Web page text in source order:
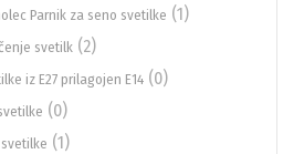
Parnik za seno svetilke (1)
svetilk (2)
iz E27 prilagojen E14 (0)
(0)
(1)